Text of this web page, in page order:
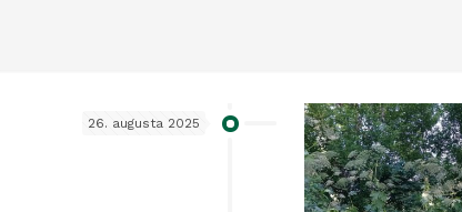
26. augusta 2025